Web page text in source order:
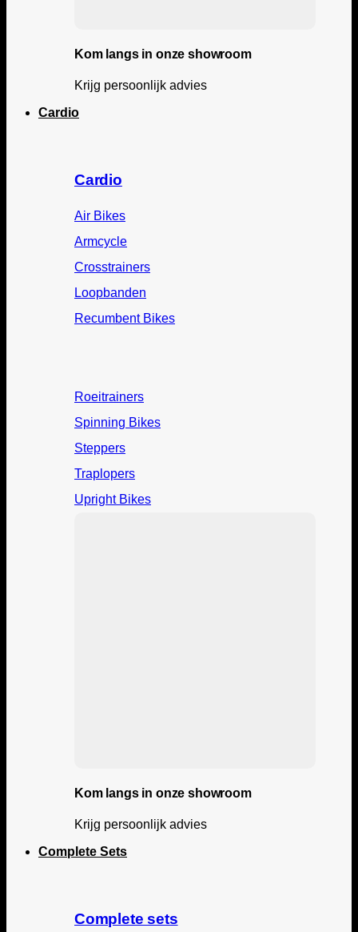
Kom langs in onze showroom
Krijg persoonlijk advies
Cardio
Cardio
Air Bikes
Armcycle
Crosstrainers
Loopbanden
Recumbent Bikes
Roeitrainers
Spinning Bikes
Steppers
Traplopers
Upright Bikes
Kom langs in onze showroom
Krijg persoonlijk advies
Complete Sets
Complete sets